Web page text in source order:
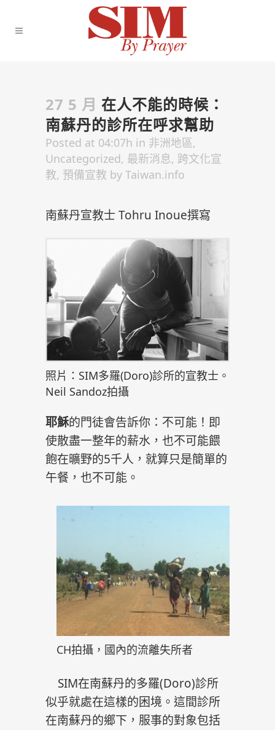
27 5 月 在人不能的時候：
南蘇丹的診所在呼求幫助
Posted at 04:07h in 非洲地區,
Uncategorized, 最新消息, 跨文化宣
教, 預備宣教 by Taiwan.info
南蘇丹宣教士 Tohru Inoue撰寫
照片：SIM多羅(Doro)診所的宣教士。
Neil Sandoz拍攝
耶穌的門徒會告訴你：不可能！即
使散盡一整年的薪水，也不可能餵
飽在曠野的5千人，就算只是簡單的
午餐，也不可能。
CH拍攝，國內的流離失所者
SIM在南蘇丹的多羅(Doro)診所
似乎就處在這樣的困境。這間診所
在南蘇丹的鄉下，服事的對象包括